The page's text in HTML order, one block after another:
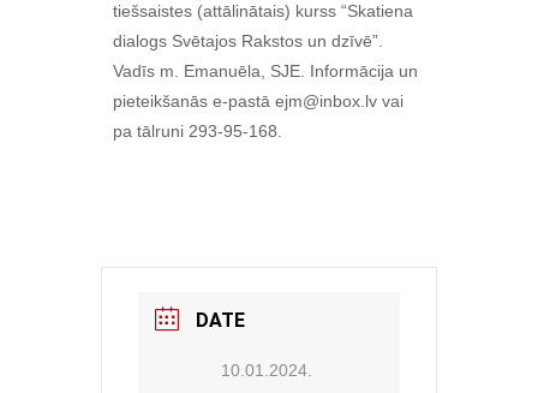
tiešsaistes (attālinātais) kurss “Skatiena
dialogs Svētajos Rakstos un dzīvē”.
Vadīs m. Emanuēla, SJE. Informācija un
pieteikšanās e-pastā ejm@inbox.lv vai
pa tālruni 293-95-168.
DATE
10.01.2024.